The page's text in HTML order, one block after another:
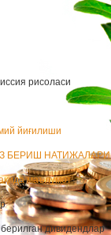
рисоласи
йиғилиши
БЕРИШ НАТИЖАЛАРИ
маълумот
дивидендлар